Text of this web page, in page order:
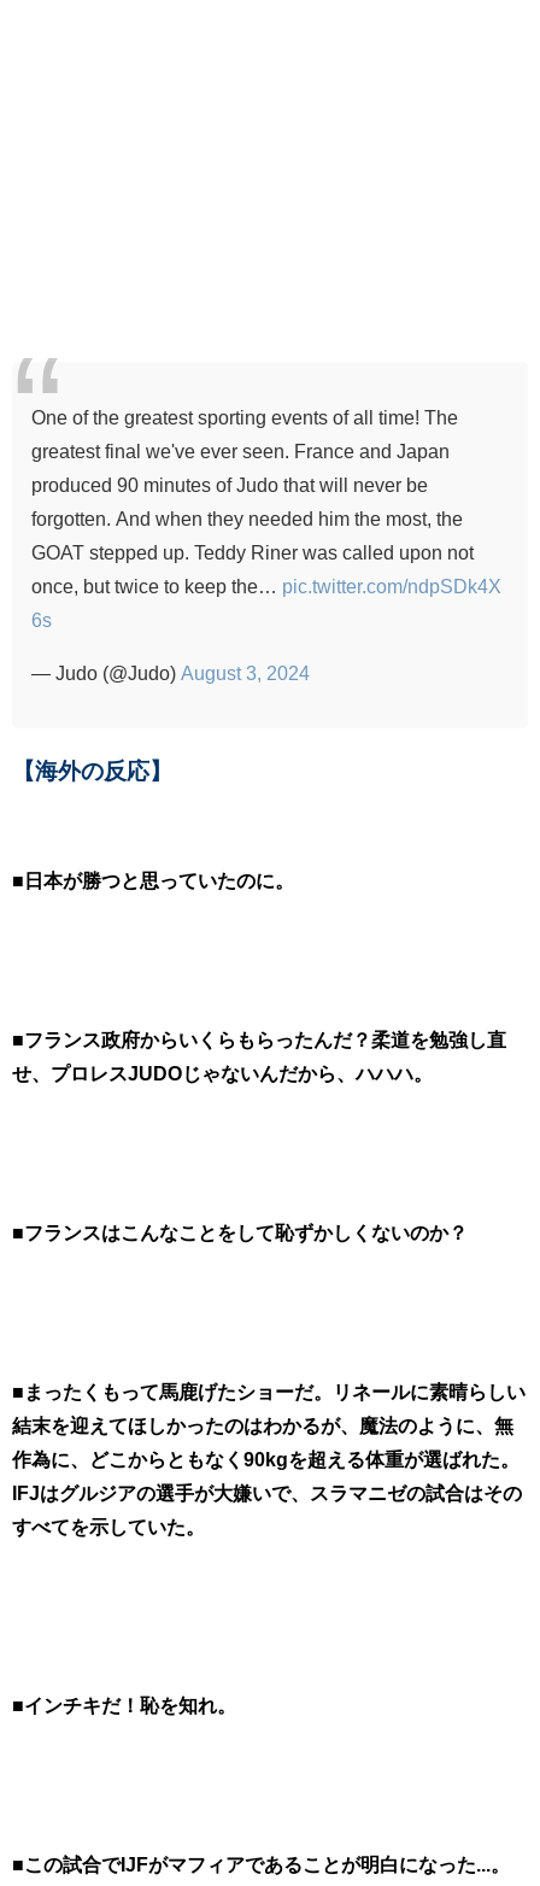
One of the greatest sporting events of all time! The
greatest final we've ever seen. France and Japan
produced 90 minutes of Judo that will never be
forgotten. And when they needed him the most, the
GOAT stepped up. Teddy Riner was called upon not
once, but twice to keep the… pic.twitter.com/ndpSDk4X
6s
— Judo (@Judo) August 3, 2024
【海外の反応】
■日本が勝つと思っていたのに。
■フランス政府からいくらもらったんだ？柔道を勉強し直
せ、プロレスJUDOじゃないんだから、ハハハ。
■フランスはこんなことをして恥ずかしくないのか？
■まったくもって馬鹿げたショーだ。リネールに素晴らしい
結末を迎えてほしかったのはわかるが、魔法のように、無
作為に、どこからともなく90kgを超える体重が選ばれた。
IFJはグルジアの選手が大嫌いで、スラマニゼの試合はその
すべてを示していた。
■インチキだ！恥を知れ。
■この試合でIJFがマフィアであることが明白になった...。